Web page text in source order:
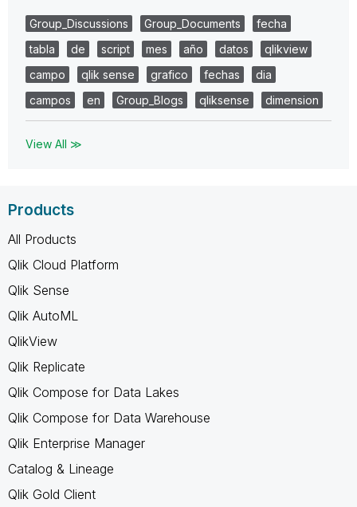
Group_Discussions Group_Documents
fecha
tabla
de script mes año datos
qlikview
campo
qlik sense grafico fechas
dia
campos
en Group_Blogs qliksense dimension
View All ≫
Products
All Products
Qlik Cloud Platform
Qlik Sense
Qlik AutoML
QlikView
Qlik Replicate
Qlik Compose for Data Lakes
Qlik Compose for Data Warehouse
Qlik Enterprise Manager
Catalog & Lineage
Qlik Gold Client